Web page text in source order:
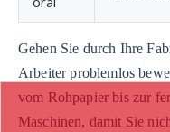
Gehen Sie durch Ihre
Arbeiter problemlos
vom Rohpapier bis zur
Maschinen, damit Sie